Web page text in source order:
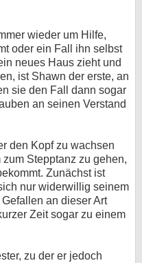
wieder um Hilfe,
oder ein Fall ihn selbst
neues Haus zieht und
ist Shawn der erste, an
sie den Fall dann sogar
an seinen Verstand
den Kopf zu wachsen
zum Stepptanz zu gehen,
Zunächst ist
nur widerwillig seinem
an dieser Art
Zeit sogar zu einem
zu der er jedoch